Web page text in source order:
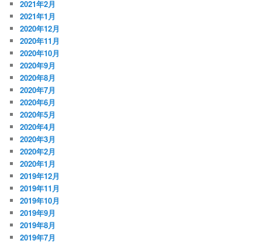
2021年2月
2021年1月
2020年12月
2020年11月
2020年10月
2020年9月
2020年8月
2020年7月
2020年6月
2020年5月
2020年4月
2020年3月
2020年2月
2020年1月
2019年12月
2019年11月
2019年10月
2019年9月
2019年8月
2019年7月